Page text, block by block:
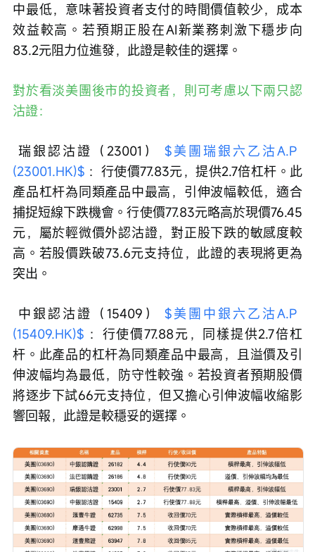
中最低，意味著投資者支付的時間價值較少，成本
效益較高。若預期正股在AI新業務刺激下穩步向
83.2元阻力位進發，此證是較佳的選擇。
對於看淡美團後市的投資者，則可考慮以下兩只認
沽證：
瑞銀認沽證（23001） $美團瑞銀六乙沽A.P
(23001.HK)$ ：行使價77.83元，提供2.7倍杠杆。此
產品杠杆為同類產品中最高，引伸波幅較低，適合
捕捉短線下跌機會。行使價77.83元略高於現價76.45
元，屬於輕微價外認沽證，對正股下跌的敏感度較
高。若股價跌破73.6元支持位，此證的表現將更為
突出。
中銀認沽證（15409） $美團中銀六乙沽A.P
(15409.HK)$ ：行使價77.88元，同樣提供2.7倍杠
杆。此產品的杠杆為同類產品中最高，且溢價及引
伸波幅均為最低，防守性較強。若投資者預期股價
將逐步下試66元支持位，但又擔心引伸波幅收縮影
響回報，此證是較穩妥的選擇。